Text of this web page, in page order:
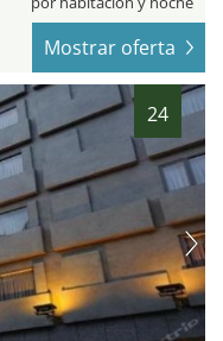
Mostrar oferta
24